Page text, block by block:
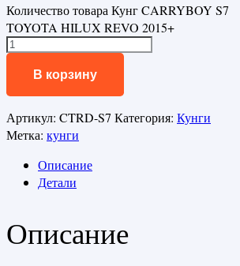
Количество товара Кунг CARRYBOY S7
TOYOTA HILUX REVO 2015+
В корзину
Артикул: CTRD-S7 Категория: Кунги
Метка: кунги
Описание
Детали
Описание